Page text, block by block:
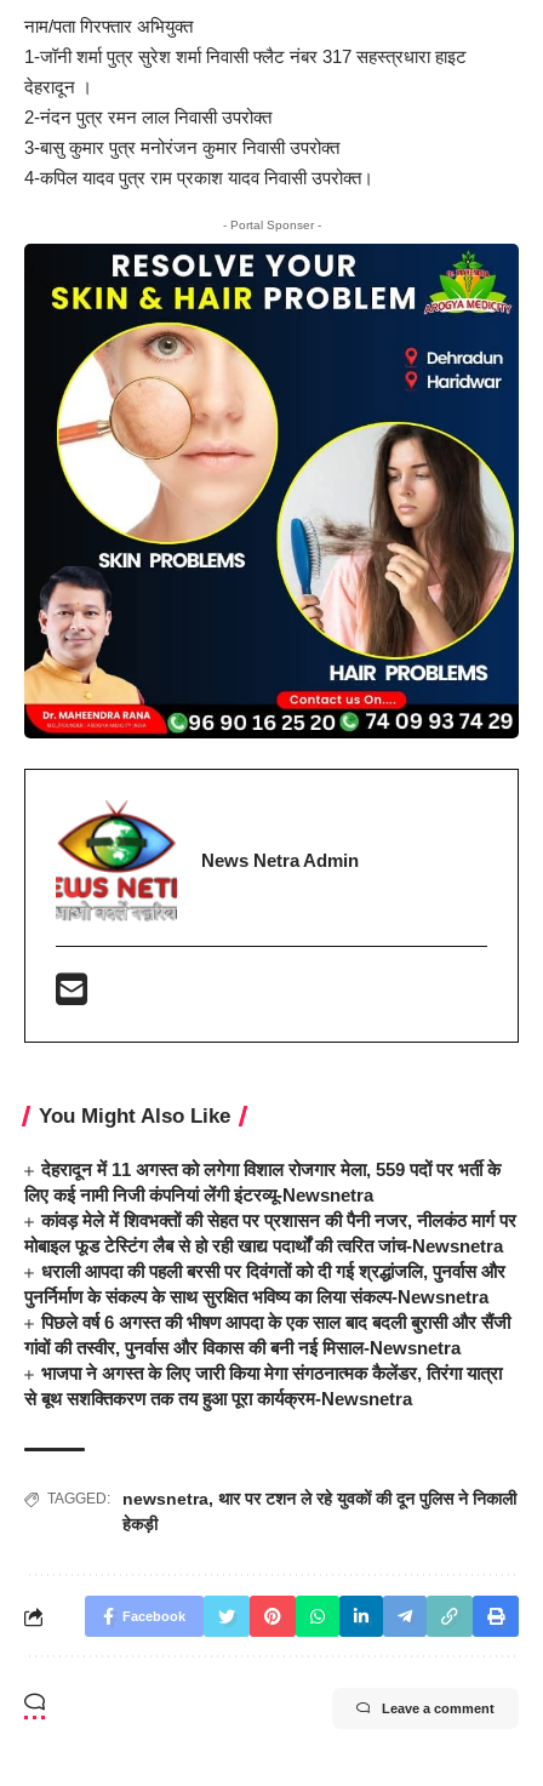
नाम/पता गिरफ्तार अभियुक्त
1-जॉनी शर्मा पुत्र सुरेश शर्मा निवासी फ्लैट नंबर 317 सहस्त्रधारा हाइट
देहरादून ।
2-नंदन पुत्र रमन लाल निवासी उपरोक्त
3-बासु कुमार पुत्र मनोरंजन कुमार निवासी उपरोक्त
4-कपिल यादव पुत्र राम प्रकाश यादव निवासी उपरोक्त।
- Portal Sponser -
News Netra Admin
You Might Also Like
देहरादून में 11 अगस्त को लगेगा विशाल रोजगार मेला, 559 पदों पर भर्ती के
लिए कई नामी निजी कंपनियां लेंगी इंटरव्यू-Newsnetra
कांवड़ मेले में शिवभक्तों की सेहत पर प्रशासन की पैनी नजर, नीलकंठ मार्ग पर
मोबाइल फूड टेस्टिंग लैब से हो रही खाद्य पदार्थों की त्वरित जांच-Newsnetra
धराली आपदा की पहली बरसी पर दिवंगतों को दी गई श्रद्धांजलि, पुनर्वास और
पुनर्निर्माण के संकल्प के साथ सुरक्षित भविष्य का लिया संकल्प-Newsnetra
पिछले वर्ष 6 अगस्त की भीषण आपदा के एक साल बाद बदली बुरासी और सैंजी
गांवों की तस्वीर, पुनर्वास और विकास की बनी नई मिसाल-Newsnetra
भाजपा ने अगस्त के लिए जारी किया मेगा संगठनात्मक कैलेंडर, तिरंगा यात्रा
से बूथ सशक्तिकरण तक तय हुआ पूरा कार्यक्रम-Newsnetra
TAGGED: newsnetra, थार पर टशन ले रहे युवकों की दून पुलिस ने निकाली
हेकड़ी
Facebook
Leave a comment